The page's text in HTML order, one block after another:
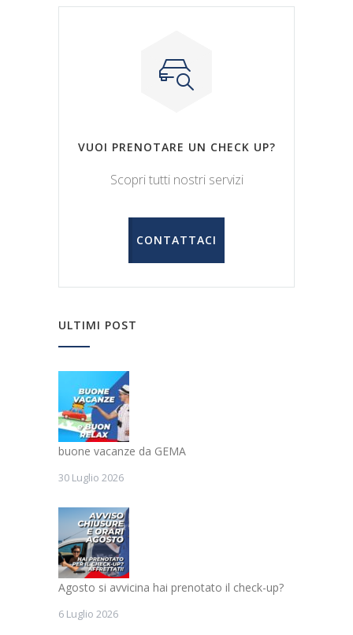
VUOI PRENOTARE UN CHECK UP?
Scopri tutti nostri servizi
CONTATTACI
ULTIMI POST
buone vacanze da GEMA
30 Luglio 2026
Agosto si avvicina hai prenotato il check-up?
6 Luglio 2026